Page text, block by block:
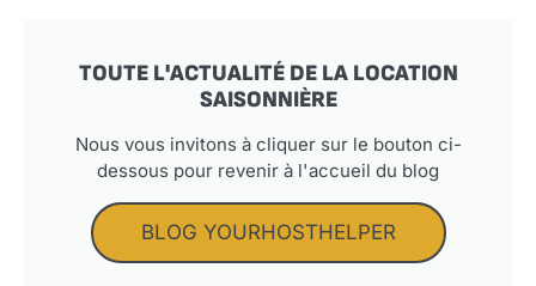
TOUTE L'ACTUALITÉ DE LA LOCATION
SAISONNIÈRE
Nous vous invitons à cliquer sur le bouton ci-
dessous pour revenir à l'accueil du blog
BLOG YOURHOSTHELPER